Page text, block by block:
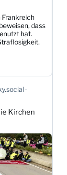
Frankreich
dass
hat.
Kirchen